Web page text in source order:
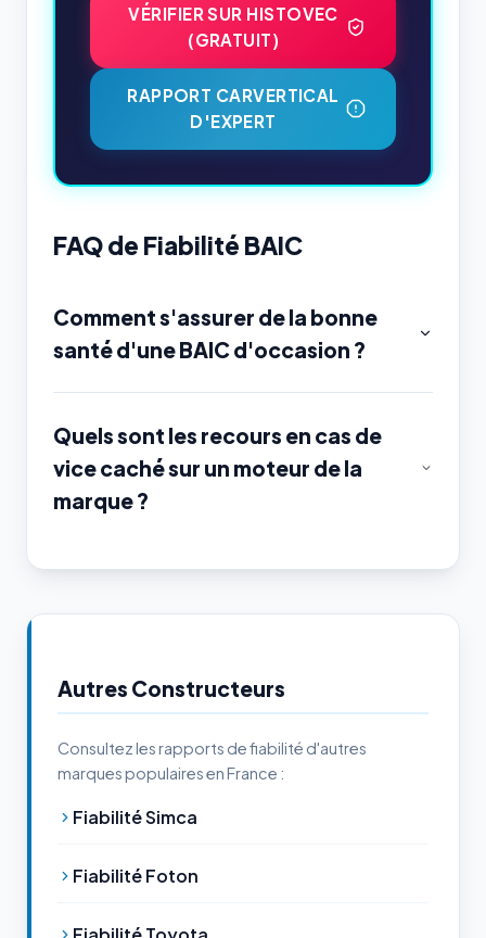
VÉRIFIER SUR HISTOVEC
(GRATUIT)
RAPPORT CARVERTICAL
D'EXPERT
FAQ de Fiabilité BAIC
Comment s'assurer de la bonne
santé d'une BAIC d'occasion ?
Quels sont les recours en cas de
vice caché sur un moteur de la
marque ?
Autres Constructeurs
Consultez les rapports de fiabilité d'autres
marques populaires en France :
Fiabilité Simca
Fiabilité Foton